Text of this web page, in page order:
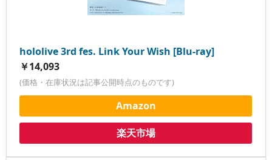
hololive 3rd fes. Link Your Wish [Blu-ray]
￥14,093
(価格・在庫状況は記事公開時点のものです)
Amazon
楽天市場